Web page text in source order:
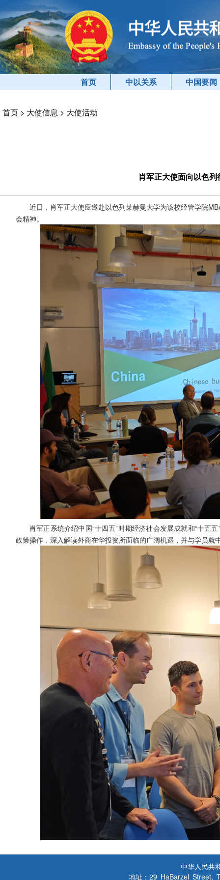
首页 中以关系 中国要闻
首页 > 大使信息 > 大使活动
肖军正大使面向以色
近日，肖军正大使应邀赴以色列莱赫曼大学为该校经管学院
会精神。
肖军正系统介绍中国“十四五”时期经济社会发展成就和“十五
政策操作，深入解读外商在华投资所面临的广阔机遇，并与学员
中华人民共
地址：29 HaBarzel Street,